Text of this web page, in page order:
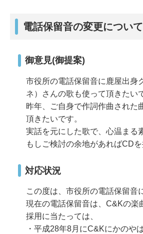
電話保留音の変更について
御意見(御提案)
市役所の電話保留音に鹿屋出身
ネ）さんの歌も使って頂きたい
昨年、ご自身で作詞作曲された
頂きたいです。
実話を元にした歌で、心温まる
もしご検討の余地があればCD
対応状況
この度は、市役所の電話保留音
現在の電話保留音は、C&Kの楽
採用に当たっては、
・平成28年8月にC&Kにかのや